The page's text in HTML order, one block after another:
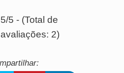
5/5 - (Total de
avaliações: 2)